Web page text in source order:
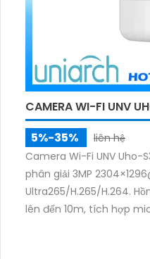
CAMERA WI-FI UNV
5%-35%
liên hệ
Camera Wi-Fi UNV Uho-
phân giải 3MP
Ultra265/H.265/H.264.
lên đến 10m, tích hợp